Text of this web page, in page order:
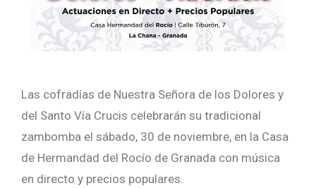
Las cofradías de Nuestra Señora de los Dolores y
del Santo Vía Crucis celebrarán su tradicional
zambomba el sábado, 30 de noviembre, en la Casa
de Hermandad del Rocío de Granada con música
en directo y precios populares.